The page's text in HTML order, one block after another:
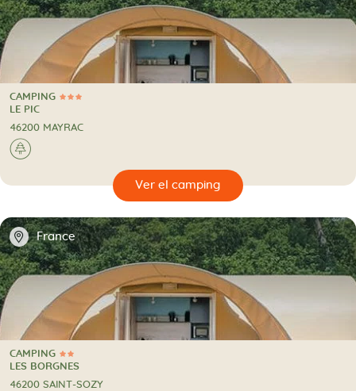
3 Estrellas
CAMPING
CAMPING
LE PIC
46200 MAYRAC
🌲
🔍
📍 France
2 Estrellas
CAMPING
CAMPING
LES BORGNES
46200 SAINT-SOZY